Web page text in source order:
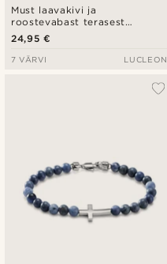
Must laavakivi ja
roostevabast terasest
käevõru
24,95 €
7 VÄRVI LUCLEON